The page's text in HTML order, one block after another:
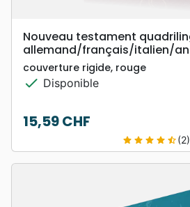
Nouveau testament
allemand/français/italien/
couverture rigide, rouge
check Disponible
Prix
15,59 CHF
star star star star star_half(2)